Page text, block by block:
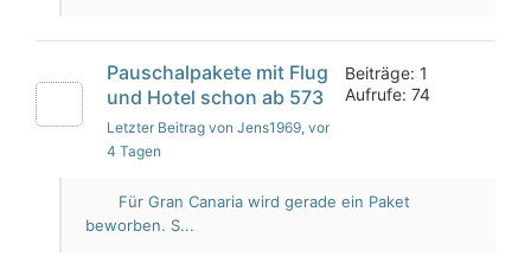
Pauschalpakete mit Flug
und Hotel schon ab 573
Letzter Beitrag von Jens1969, vor
4 Tagen
Beiträge: 1
Aufrufe: 74
Für Gran Canaria wird gerade ein Paket
beworben. S...